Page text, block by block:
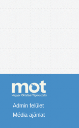
Admin felület
Média ajánlat